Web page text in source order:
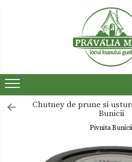
Dulceturi fara zahar
Dulciuri de casa
Chutney de prune si
Bunicii
Pivnita Bunicii